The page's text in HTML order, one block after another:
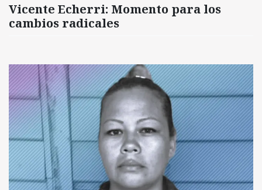
Vicente Echerri: Momento para los
cambios radicales